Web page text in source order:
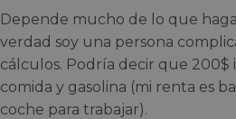
Depende mucho de lo que
verdad soy una persona
cálculos. Podría decir que
comida y gasolina (mi renta es
coche para trabajar).